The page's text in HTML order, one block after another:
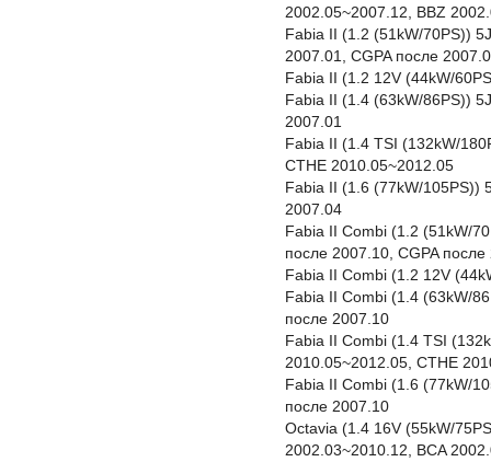
2002.05~2007.12, BBZ
Fabia II (1.2 (51kW/70PS))
2007.01, CGPA после
Fabia II (1.2 12V (44kW/
Fabia II (1.4 (63kW/86PS))
2007.01
Fabia II (1.4 TSI (132kW/
CTHE 2010.05~2012.05
Fabia II (1.6 (77kW/105PS))
2007.04
Fabia II Combi (1.2 (51kW/
после 2007.10, CGPA
Fabia II Combi (1.2 12V
Fabia II Combi (1.4 (63kW/
после 2007.10
Fabia II Combi (1.4 TSI
2010.05~2012.05, CTHE
Fabia II Combi (1.6 (77kW/
после 2007.10
Octavia (1.4 16V (55kW/
2002.03~2010.12, BCA